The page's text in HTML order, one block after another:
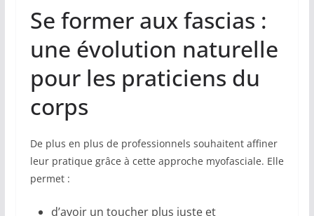
Se former aux fascias :
une évolution naturelle
pour les praticiens du
corps
De plus en plus de professionnels souhaitent affiner
leur pratique grâce à cette approche myofasciale. Elle
permet :
d’avoir un toucher plus juste et